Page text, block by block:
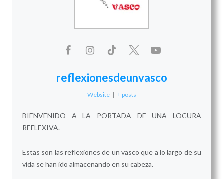
reflexionesdeunvasco
Website | + posts
BIENVENIDO A LA PORTADA DE UNA LOCURA
REFLEXIVA.
Estas son las reflexiones de un vasco que a lo largo de su
vida se han ido almacenando en su cabeza.